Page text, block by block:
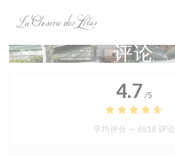
评论
4.7 /5
平均评分 — 6518 评论